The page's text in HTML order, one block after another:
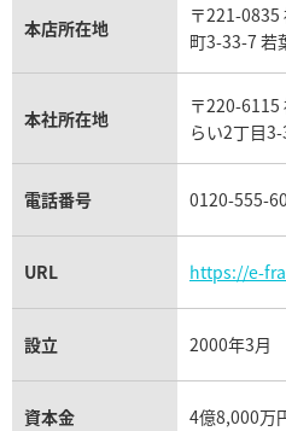
カルティエ買取
フランク ミュラー買取
リシャール・ミル買取
パネライ買取
チューダー（チュードル）買取
本店所在地
〒221-0835
町3-33-7 若
本社所在地
〒220-6115
らい2丁目
電話番号 0120-555-
URL https://e-
設立 2000年3月
資本金 4億8,000万